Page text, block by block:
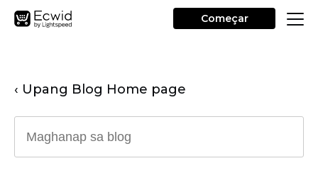
Começar
‹ Upang Blog Home page